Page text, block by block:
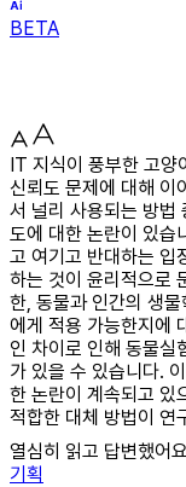
BETA
IT 지식이 풍부한 고양
신뢰도 문제에 대해 이
서 널리 사용되는 방법
도에 대한 논란이 있습
고 여기고 반대하는 입
하는 것이 윤리적으로
한, 동물과 인간의 생
에게 적용 가능한지에
인 차이로 인해 동물실
가 있을 수 있습니다.
한 논란이 계속되고 있
적합한 대체 방법이 연
열심히 읽고 답변했어
기획